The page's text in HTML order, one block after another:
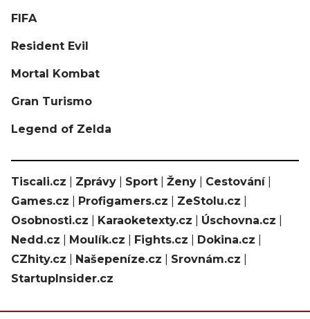
FIFA
Resident Evil
Mortal Kombat
Gran Turismo
Legend of Zelda
Tiscali.cz Zprávy Sport Ženy Cestování|
Games.cz
Profigamers.cz ZeStolu.cz
Osobnosti.cz
Karaoketexty.cz Úschovna.cz
Nedd.cz
Moulík.cz Fights.cz Dokina.cz
CZhity.cz
Našepeníze.cz Srovnám.cz
StartupInsider.cz